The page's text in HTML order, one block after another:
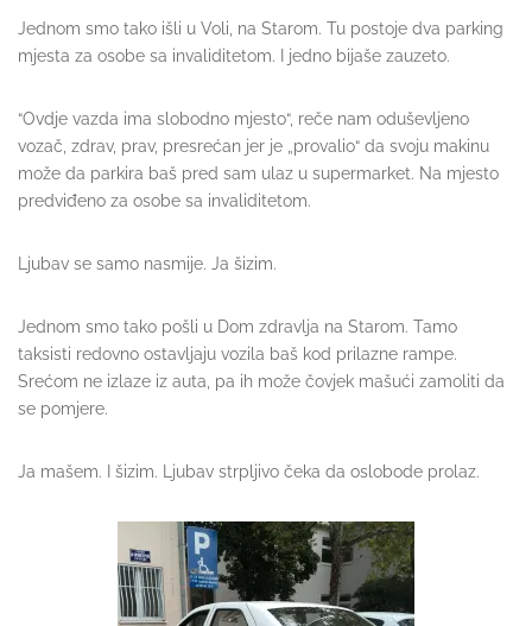
Jednom smo tako išli u Voli, na Starom. Tu postoje dva parking
mjesta za osobe sa invaliditetom. I jedno bijaše zauzeto.
“Ovdje vazda ima slobodno mjesto“, reče nam oduševljeno
vozač, zdrav, prav, presrećan jer je „provalio“ da svoju makinu
može da parkira baš pred sam ulaz u supermarket. Na mjesto
predviđeno za osobe sa invaliditetom.
Ljubav se samo nasmije. Ja šizim.
Jednom smo tako pošli u Dom zdravlja na Starom. Tamo
taksisti redovno ostavljaju vozila baš kod prilazne rampe.
Srećom ne izlaze iz auta, pa ih može čovjek mašući zamoliti da
se pomjere.
Ja mašem. I šizim. Ljubav strpljivo čeka da oslobode prolaz.